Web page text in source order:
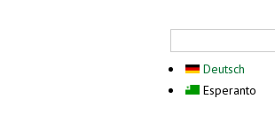
Deutsch
Esperanto